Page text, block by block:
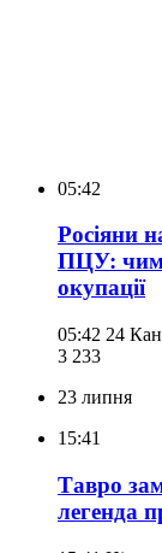
05:42
Росіяни
ПЦУ: чим
окупації
05:42 24
3 233
23 липня
15:41
Тавро
легенда